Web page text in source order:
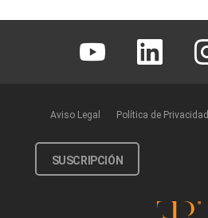
Youtube Linkedin
Aviso Legal Política de Privacidad
SUSCRIPCIÓN